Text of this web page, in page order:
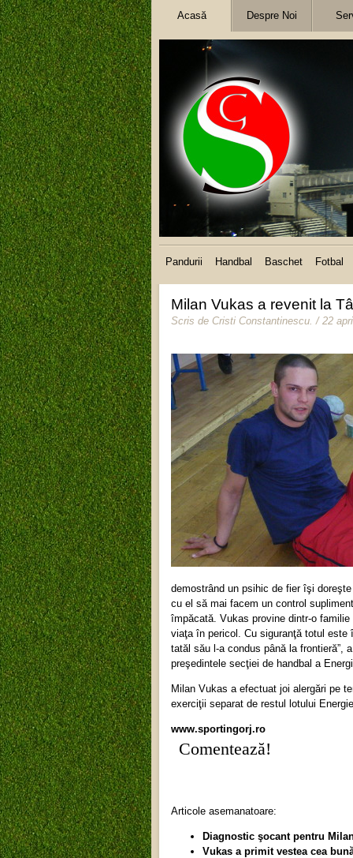
Acasă Despre Noi
Pandurii Handbal Baschet Fotbal
Milan Vukas a revenit la
Scris de Cristi Constantinescu. / 22
demostrând un psihic de fier îşi
cu el să mai facem un control
împăcată. Vukas provine dintr-o
viaţa în pericol. Cu siguranţă totul este
tatăl său l-a condus până la frontieră”,
preşedintele secţiei de handbal a
Milan Vukas a efectuat joi alergări pe
exerciţii separat de restul lotului
www.sportingorj.ro
Comentează!
Articole asemanatoare:
Diagnostic şocant pentru
Vukas a primit vestea cea